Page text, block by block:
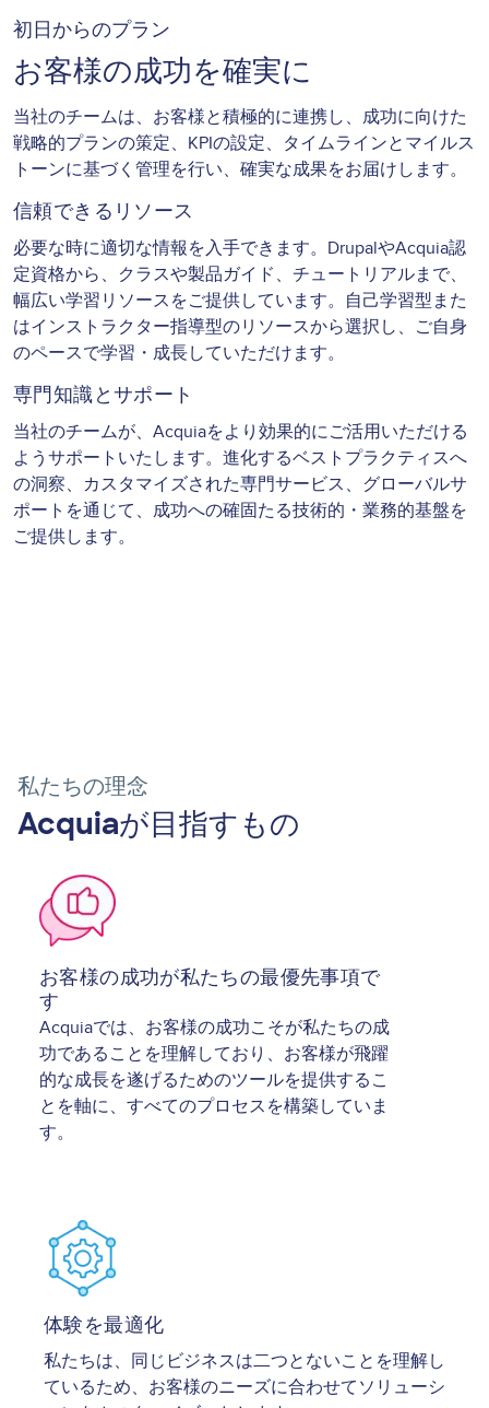
初日からのプラン
お客様の成功を確実に
当社のチームは、お客様と積極的に連携し、成功に向けた
戦略的プランの策定、KPIの設定、タイムラインとマイルス
トーンに基づく管理を行い、確実な成果をお届けします。
信頼できるリソース
必要な時に適切な情報を入手できます。DrupalやAcquia認
定資格から、クラスや製品ガイド、チュートリアルまで、
幅広い学習リソースをご提供しています。自己学習型また
はインストラクター指導型のリソースから選択し、ご自身
のペースで学習・成長していただけます。
専門知識とサポート
当社のチームが、Acquiaをより効果的にご活用いただける
ようサポートいたします。進化するベストプラクティスへ
の洞察、カスタマイズされた専門サービス、グローバルサ
ポートを通じて、成功への確固たる技術的・業務的基盤を
ご提供します。
私たちの理念
Acquiaが目指すもの
Image
お客様の成功が私たちの最優先事項で
す
Acquiaでは、お客様の成功こそが私たちの成
功であることを理解しており、お客様が飛躍
的な成長を遂げるためのツールを提供するこ
とを軸に、すべてのプロセスを構築していま
す。
Image
体験を最適化
私たちは、同じビジネスは二つとないことを理解し
ているため、お客様のニーズに合わせてソリューシ